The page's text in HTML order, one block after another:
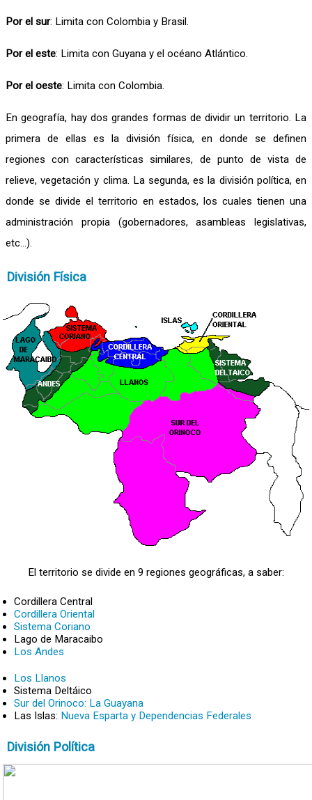
Por el sur: Limita con Colombia y Brasil.
Por el este: Limita con Guyana y el océano Atlántico.
Por el oeste: Limita con Colombia.
En geografía, hay dos grandes formas de dividir un territorio. La
primera de ellas es la división física, en donde se definen
regiones con características similares, de punto de vista de
relieve, vegetación y clima. La segunda, es la división política, en
donde se divide el territorio en estados, los cuales tienen una
administración propia (gobernadores, asambleas legislativas,
etc...).
División Física
El territorio se divide en 9 regiones geográficas, a saber:
Cordillera Central
Cordillera Oriental
Sistema Coriano
Lago de Maracaibo
Los Andes
Los Llanos
Sistema Deltáico
Sur del Orinoco: La Guayana
Las Islas: Nueva Esparta y Dependencias Federales
División Política